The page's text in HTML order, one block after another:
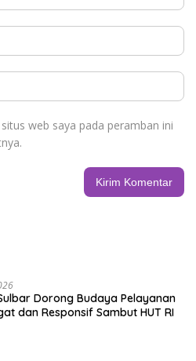
web saya pada peramban ini
Dorong Budaya Pelayanan
dan Responsif Sambut HUT RI